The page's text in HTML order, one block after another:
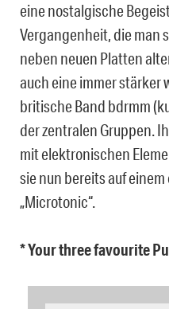
eine nostalgische
Vergangenheit, die man
neben neuen Platten
auch eine immer stärker
britische Band bdrmm
der zentralen Gruppen.
mit elektronischen
sie nun bereits auf
„Microtonic“.
* Your three favourite